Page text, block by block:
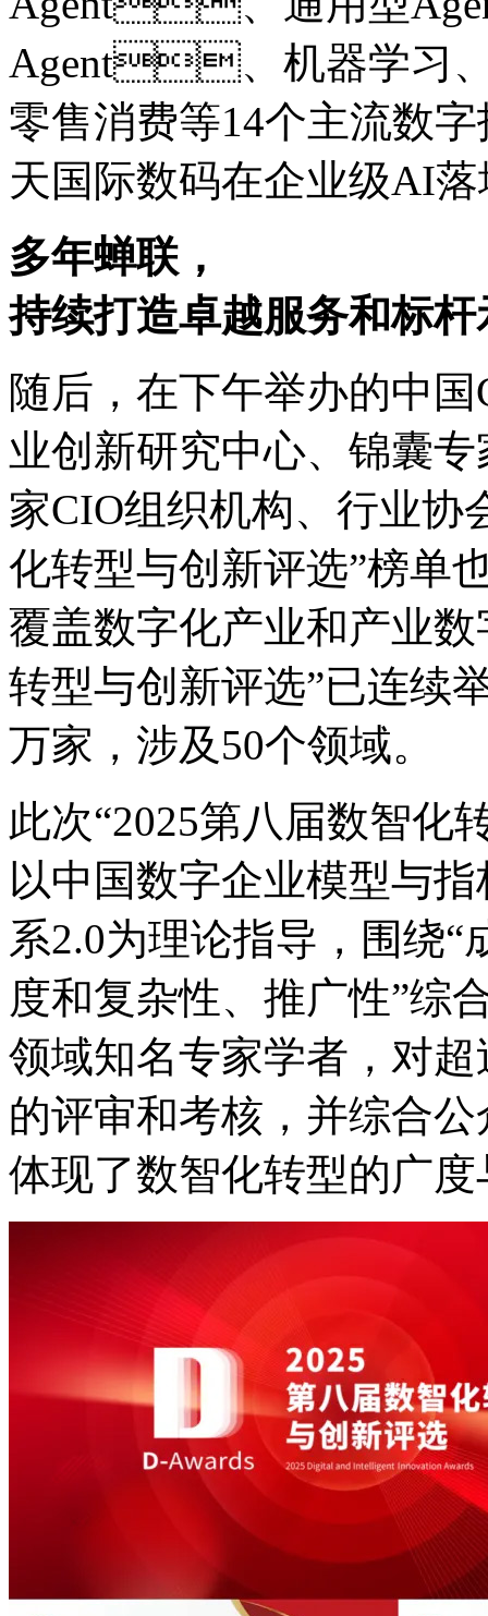
Agent、机器学习、数
零售消费等14个主流数字
天国际数码在企业级AI
多年蝉联，
持续打造卓越服务和标杆
随后，在下午举办的中
业创新研究中心、锦囊
家CIO组织机构、行业
化转型与创新评选”榜单
覆盖数字化产业和产业数
转型与创新评选”已连续举
万家，涉及50个领域。
此次“2025第八届数智化
以中国数字企业模型与指
系2.0为理论指导，围绕“成
度和复杂性、推广性”综
领域知名专家学者，
的评审和考核，并综合
体现了数智化转型的广